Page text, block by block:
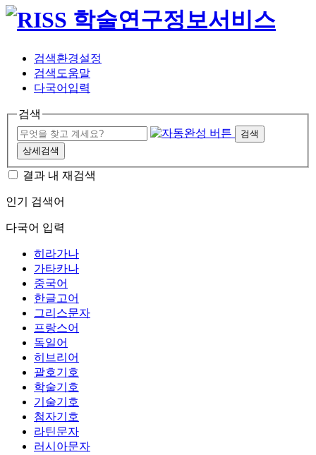
검색환경설정
검색도움말
다국어입력
검색
검색
상세검색
결과 내 재검색
인기 검색어
다국어 입력
히라가나
가타카나
중국어
한글고어
그리스문자
프랑스어
독일어
히브리어
괄호기호
학술기호
기술기호
첨자기호
라틴문자
러시아문자